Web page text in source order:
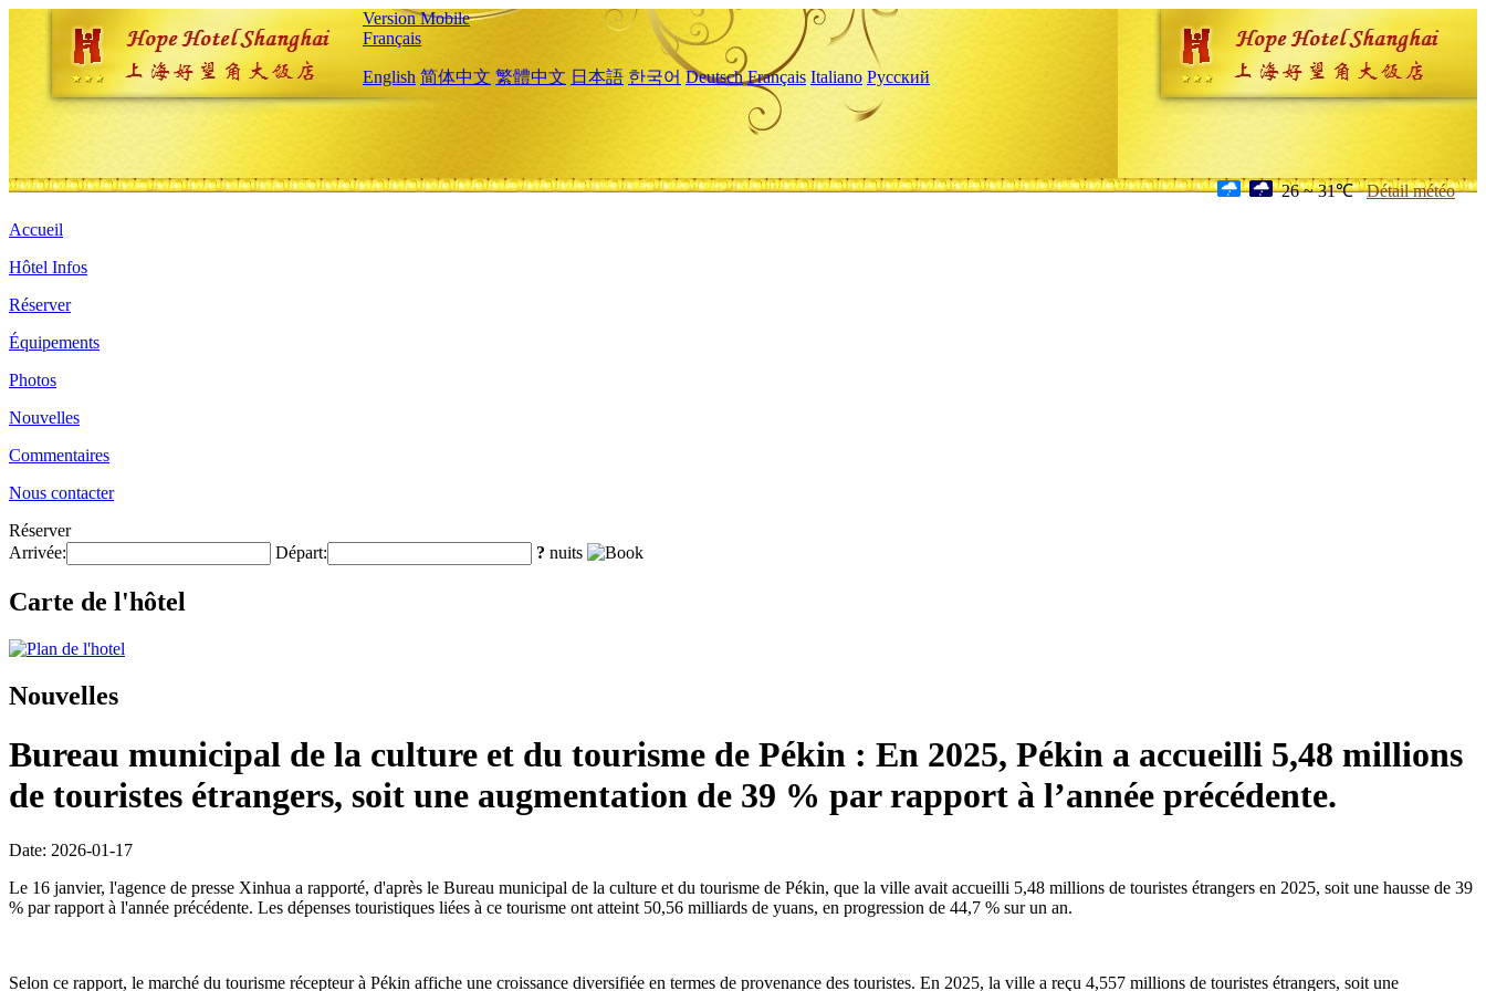
Version Mobile
Français
English 简体中文 繁體中文 日本語 한국어 Deutsch Français Italiano Русский
26 ~ 31℃ Détail météo
Accueil
Hôtel Infos
Réserver
Équipements
Photos
Nouvelles
Commentaires
Nous contacter
Réserver
Arrivée:
Départ: ? nuits
Carte de l'hôtel
Nouvelles
Bureau municipal de la culture et du tourisme de Pékin : En 2025, Pékin a accueilli 5,48 millions
de touristes étrangers, soit une augmentation de 39 % par rapport à l’année précédente.
Date: 2026-01-17
Le 16 janvier, l'agence de presse Xinhua a rapporté, d'après le Bureau municipal de la culture et du tourisme de Pékin, que la ville avait accueilli 5,48 millions de touristes étrangers en 2025, soit une hausse de 39
% par rapport à l'année précédente. Les dépenses touristiques liées à ce tourisme ont atteint 50,56 milliards de yuans, en progression de 44,7 % sur un an.
Selon ce rapport, le marché du tourisme récepteur à Pékin affiche une croissance diversifiée en termes de provenance des touristes. En 2025, la ville a reçu 4,557 millions de touristes étrangers, soit une